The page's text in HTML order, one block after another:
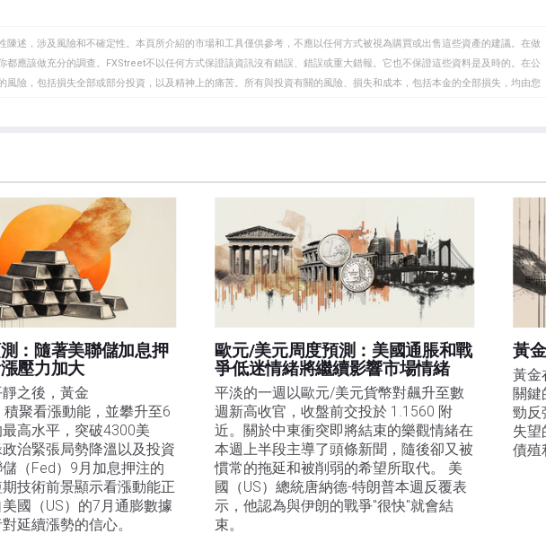
Telegram
剪
貼
板
陳述，涉及風險和不確定性。本頁所介紹的市場和工具僅供參考，不應以任何方式被視為購買或出售這些資產的建議。在做
都應該做充分的調查。FXStreet不以任何方式保證該資訊沒有錯誤、錯誤或重大錯報。它也不保證這些資料是及時的。在公
風險，包括損失全部或部分投資，以及精神上的痛苦。所有與投資有關的風險、損失和成本，包括本金的全部損失，均由您
個性化的建議。作者對該資訊的準確性、完整性或適用性不作任何陳述。FXStreet和作者將不承擔任何錯誤，遺漏或任何損
訊及其顯示或使用引起的。錯誤和遺漏除外。本文作者和FXStreet並非註冊投資顧問，本文內容無意提供任何投資建議。
：隨著美聯儲加息押
壓力加大
之後，黃金
積聚看漲動能，並攀升至6
高水平，突破4300美
治緊張局勢降溫以及投資
（Fed）9月加息押注的
技術前景顯示看漲動能正
國（US）的7月通膨數據
延續漲勢的信心。
歐元/美元周度預測：美國通脹和戰
爭低迷情緒將繼續影響市場情緒
平淡的一週以歐元/美元貨幣對飆升至數
週新高收官，收盤前交投於 1.1560 附
近。關於中東衝突即將結束的樂觀情緒在
本週上半段主導了頭條新聞，隨後卻又被
慣常的拖延和被削弱的希望所取代。 美
國（US）總統唐納德-特朗普本週反覆表
示，他認為與伊朗的戰爭"很快"就會結
束。
黃
黃金
關鍵
勁反
失望
債殖